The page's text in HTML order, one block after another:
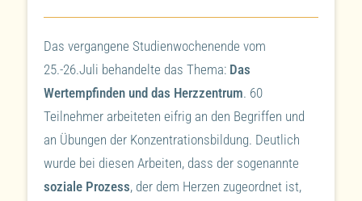
Das vergangene Studienwochenende vom
25.-26.Juli behandelte das Thema: Das
Wertempfinden und das Herzzentrum. 60
Teilnehmer arbeiteten eifrig an den Begriffen und
an Übungen der Konzentrationsbildung. Deutlich
wurde bei diesen Arbeiten, dass der sogenannte
soziale Prozess, der dem Herzen zugeordnet ist,